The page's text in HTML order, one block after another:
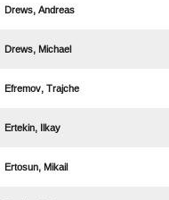
 
 
 
 
 